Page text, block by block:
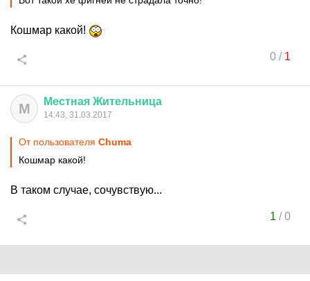
Кошмар какой!
0/ 1
М Местная Жительница
14:43, 31.03.2017
От пользователя Chuma
Кошмар какой!
В таком случае, сочувствую...
1 /0